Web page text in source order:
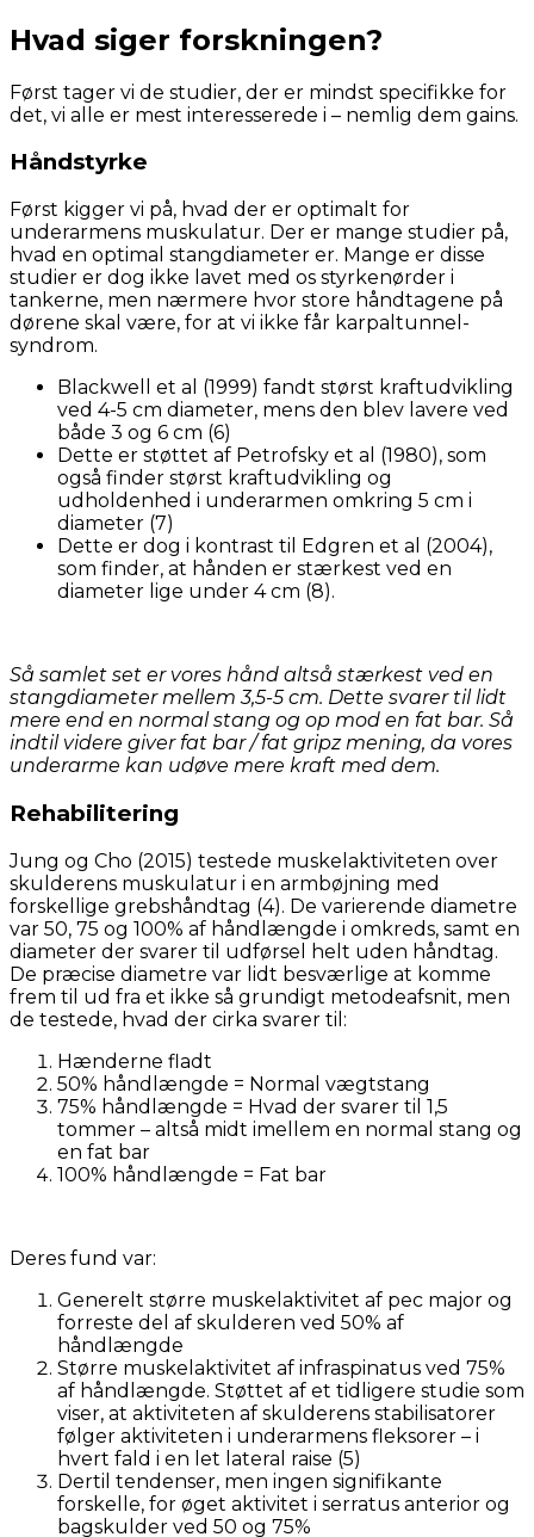
Hvad siger forskningen?
Først tager vi de studier, der er mindst specifikke for
det, vi alle er mest interesserede i – nemlig dem gains.
Håndstyrke
Først kigger vi på, hvad der er optimalt for
underarmens muskulatur. Der er mange studier på,
hvad en optimal stangdiameter er. Mange er disse
studier er dog ikke lavet med os styrkenørder i
tankerne, men nærmere hvor store håndtagene på
dørene skal være, for at vi ikke får karpaltunnel-
syndrom.
Blackwell et al (1999) fandt størst kraftudvikling
ved 4-5 cm diameter, mens den blev lavere ved
både 3 og 6 cm (6)
Dette er støttet af Petrofsky et al (1980), som
også finder størst kraftudvikling og
udholdenhed i underarmen omkring 5 cm i
diameter (7)
Dette er dog i kontrast til Edgren et al (2004),
som finder, at hånden er stærkest ved en
diameter lige under 4 cm (8).
Så samlet set er vores hånd altså stærkest ved en
stangdiameter mellem 3,5-5 cm. Dette svarer til lidt
mere end en normal stang og op mod en fat bar. Så
indtil videre giver fat bar / fat gripz mening, da vores
underarme kan udøve mere kraft med dem.
Rehabilitering
Jung og Cho (2015) testede muskelaktiviteten over
skulderens muskulatur i en armbøjning med
forskellige grebshåndtag (4). De varierende diametre
var 50, 75 og 100% af håndlængde i omkreds, samt en
diameter der svarer til udførsel helt uden håndtag.
De præcise diametre var lidt besværlige at komme
frem til ud fra et ikke så grundigt metodeafsnit, men
de testede, hvad der cirka svarer til:
Hænderne fladt
50% håndlængde = Normal vægtstang
75% håndlængde = Hvad der svarer til 1,5
tommer – altså midt imellem en normal stang og
en fat bar
100% håndlængde = Fat bar
Deres fund var:
Generelt større muskelaktivitet af pec major og
forreste del af skulderen ved 50% af
håndlængde
Større muskelaktivitet af infraspinatus ved 75%
af håndlængde. Støttet af et tidligere studie som
viser, at aktiviteten af skulderens stabilisatorer
følger aktiviteten i underarmens fleksorer – i
hvert fald i en let lateral raise (5)
Dertil tendenser, men ingen signifikante
forskelle, for øget aktivitet i serratus anterior og
bagskulder ved 50 og 75%